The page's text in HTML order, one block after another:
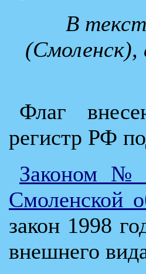
В
(Смоленск),
Флаг
регистр РФ
Законом №
Смоленской
закон 1998
внешнего